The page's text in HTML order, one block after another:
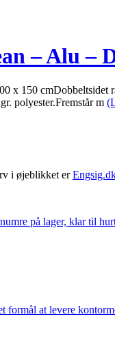
– Alu –
x 150
polyester.Fremstår m
i øjeblikket er
på lager, klar til
formål at levere